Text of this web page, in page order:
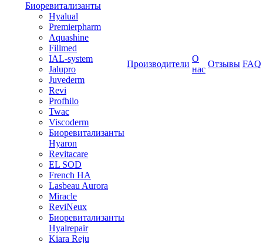
Биоревитализанты
Hyalual
Premierpharm
Aquashine
Fillmed
IAL-system
Jalupro
Juvederm
Revi
Profhilo
Twac
Viscoderm
Биоревитализанты
Hyaron
Revitacare
EL SOD
French HA
Lasbeau Aurora
Miracle
ReviNeux
Биоревитализанты
Hyalrepair
Kiara Reju
Производители
О
нас
Отзывы FAQ